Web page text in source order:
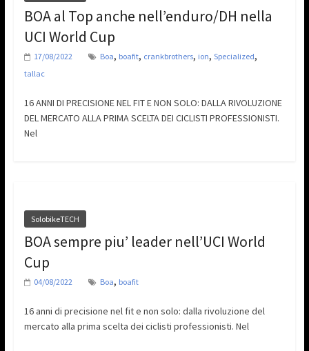
BOA al Top anche nell’enduro/DH nella
UCI World Cup
17/08/2022 Boa, boafit, crankbrothers, ion, Specialized,
tallac
16 ANNI DI PRECISIONE NEL FIT E NON SOLO: DALLA RIVOLUZIONE
DEL MERCATO ALLA PRIMA SCELTA DEI CICLISTI PROFESSIONISTI.
Nel
SolobikeTECH
BOA sempre piu’ leader nell’UCI World
Cup
04/08/2022 Boa, boafit
16 anni di precisione nel fit e non solo: dalla rivoluzione del
mercato alla prima scelta dei ciclisti professionisti. Nel